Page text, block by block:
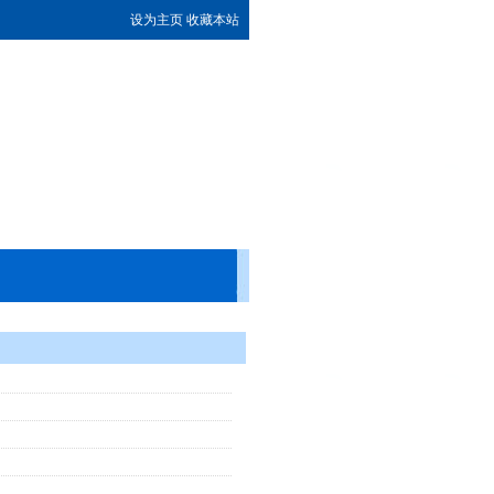
设为主页 收藏本站